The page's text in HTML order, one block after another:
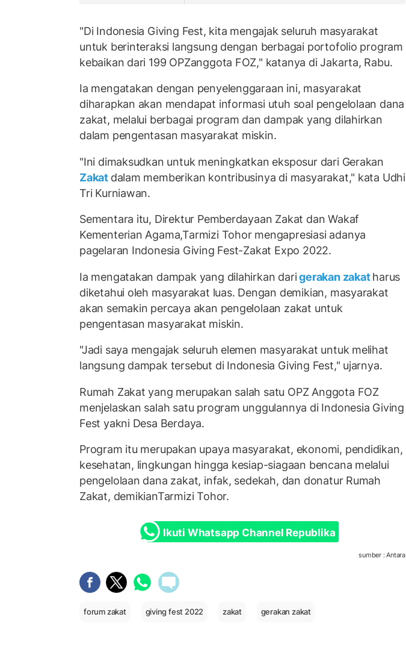
"Di Indonesia Giving Fest, kita mengajak seluruh masyarakat
untuk berinteraksi langsung dengan berbagai portofolio program
kebaikan dari 199 OPZanggota FOZ," katanya di Jakarta, Rabu.
Ia mengatakan dengan penyelenggaraan ini, masyarakat
diharapkan akan mendapat informasi utuh soal pengelolaan dana
zakat, melalui berbagai program dan dampak yang dilahirkan
dalam pengentasan masyarakat miskin.
"Ini dimaksudkan untuk meningkatkan eksposur dari Gerakan
Zakat dalam memberikan kontribusinya di masyarakat," kata Udhi
Tri Kurniawan.
Sementara itu, Direktur Pemberdayaan Zakat dan Wakaf
Kementerian Agama,Tarmizi Tohor mengapresiasi adanya
pagelaran Indonesia Giving Fest-Zakat Expo 2022.
Ia mengatakan dampak yang dilahirkan darigerakan zakatharus
diketahui oleh masyarakat luas. Dengan demikian, masyarakat
akan semakin percaya akan pengelolaan zakat untuk
pengentasan masyarakat miskin.
"Jadi saya mengajak seluruh elemen masyarakat untuk melihat
langsung dampak tersebut di Indonesia Giving Fest," ujarnya.
Rumah Zakat yang merupakan salah satu OPZ Anggota FOZ
menjelaskan salah satu program unggulannya di Indonesia Giving
Fest yakni Desa Berdaya.
Program itu merupakan upaya masyarakat, ekonomi, pendidikan,
kesehatan, lingkungan hingga kesiap-siagaan bencana melalui
pengelolaan dana zakat, infak, sedekah, dan donatur Rumah
Zakat, demikianTarmizi Tohor.
Ikuti Whatsapp Channel Republika
sumber : Antara
forum zakat giving fest 2022 zakat gerakan zakat